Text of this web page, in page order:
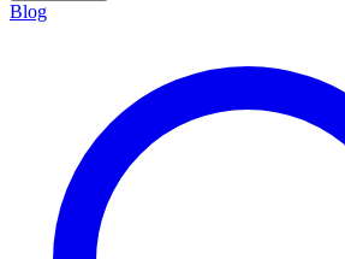
Blog